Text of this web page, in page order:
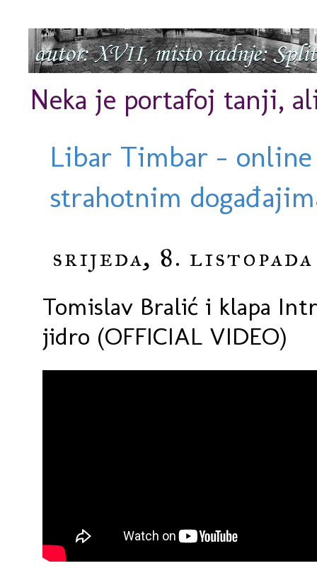
Neka je portafoj tanji,
Libar Timbar -
strahotnim
srijeda, 8. listopada
Tomislav Bralić i klapa
jidro (OFFICIAL VIDEO)